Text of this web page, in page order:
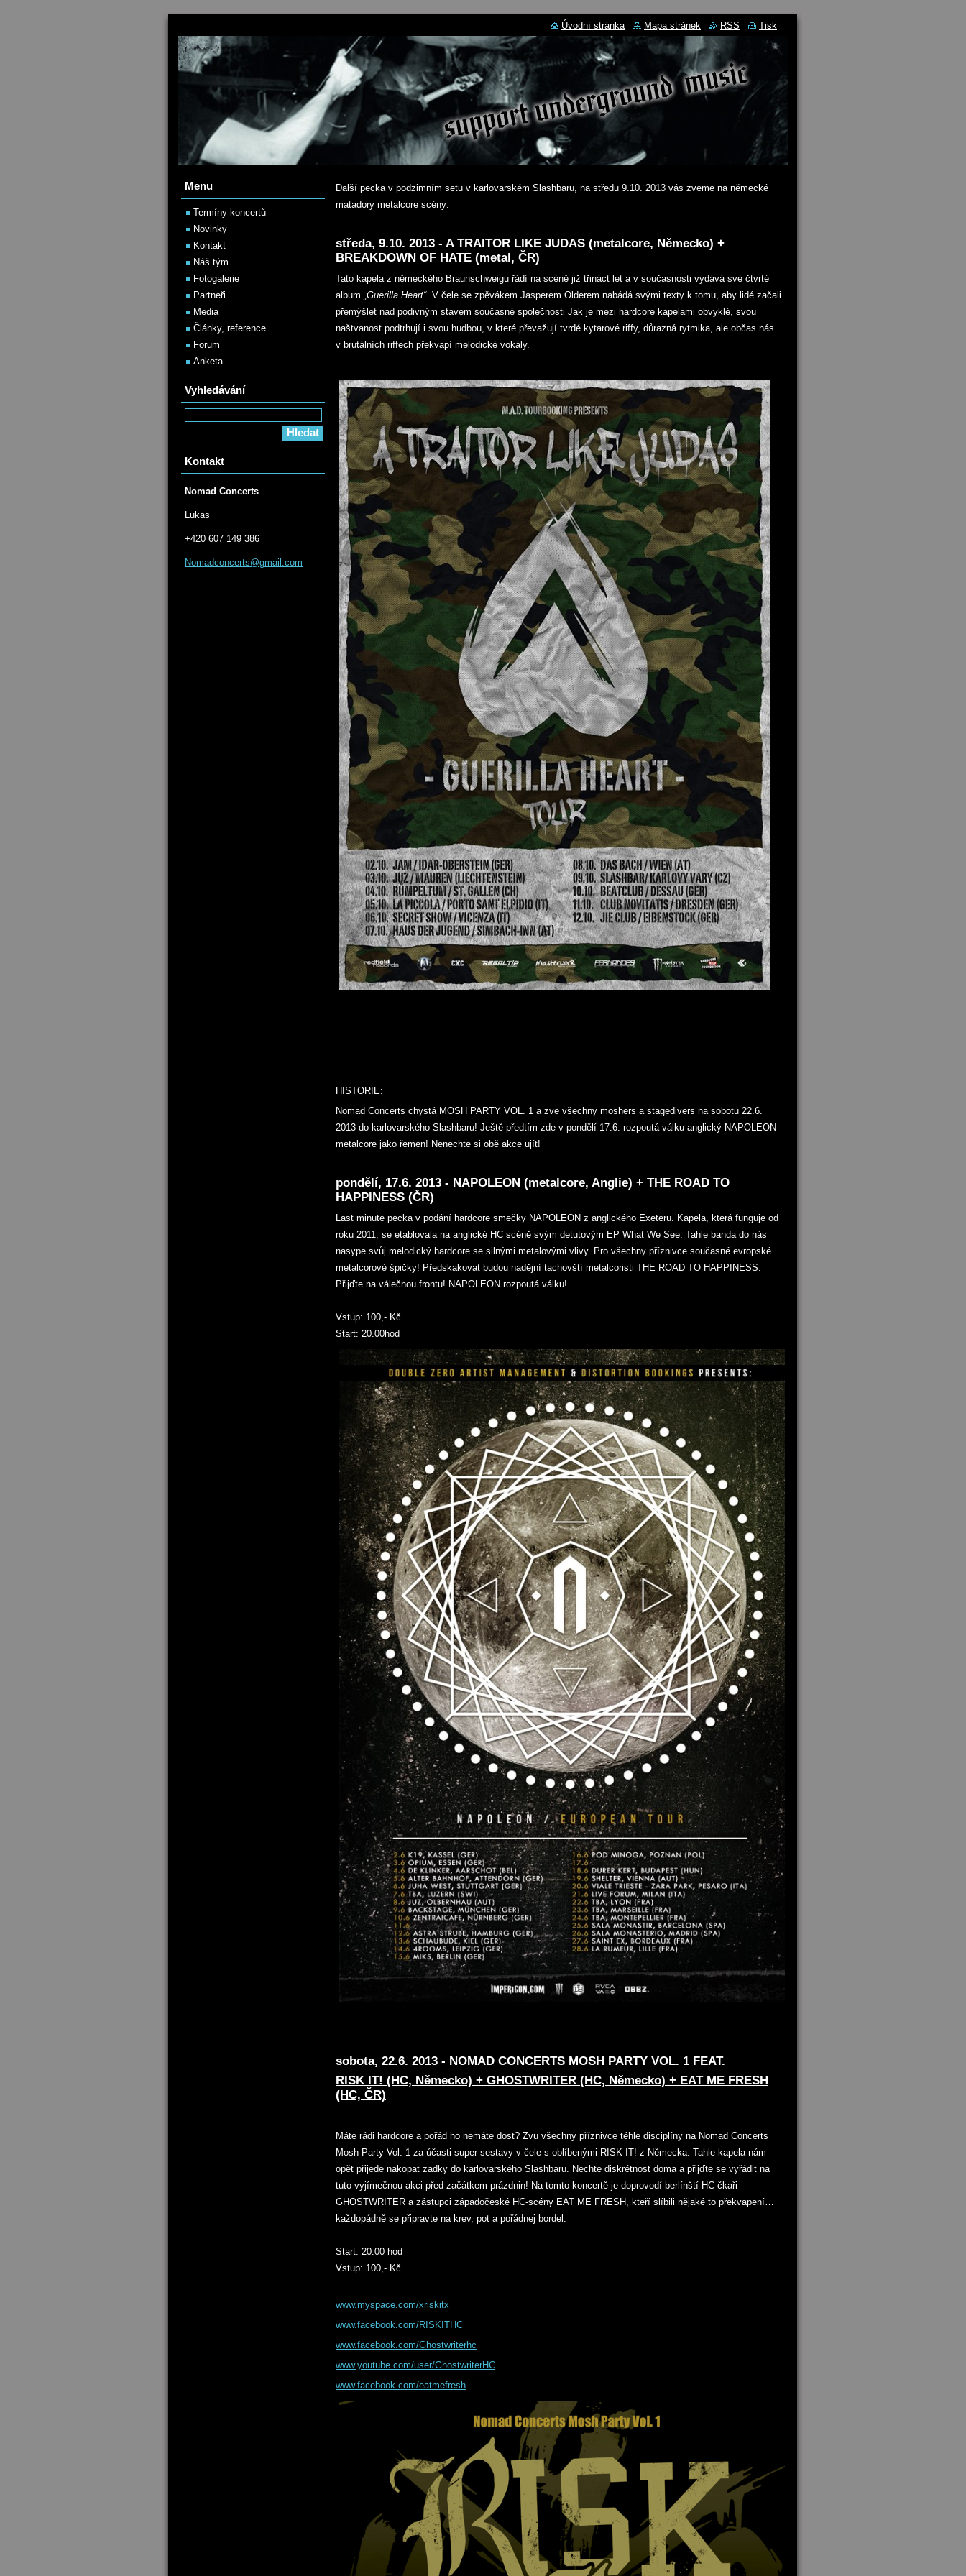
Další pecka v podzimním setu v karlovarském Slashbaru, na středu 9.10. 2013 vás zveme na německé
matadory metalcore scény:
středa, 9.10. 2013 - A TRAITOR LIKE JUDAS (metalcore, Německo) +
BREAKDOWN OF HATE (metal, ČR)
Tato kapela z německého Braunschweigu řádí na scéně již třináct let a v současnosti vydává své čtvrté
album „Guerilla Heart“. V čele se zpěvákem Jasperem Olderem nabádá svými texty k tomu, aby lidé začali
přemýšlet nad podivným stavem současné společnosti Jak je mezi hardcore kapelami obvyklé, svou
naštvanost podtrhují i svou hudbou, v které převažují tvrdé kytarové riffy, důrazná rytmika, ale občas nás
v brutálních riffech překvapí melodické vokály.
HISTORIE:
Nomad Concerts chystá MOSH PARTY VOL. 1 a zve všechny moshers a stagedivers na sobotu 22.6.
2013 do karlovarského Slashbaru! Ještě předtím zde v pondělí 17.6. rozpoutá válku anglický NAPOLEON -
metalcore jako řemen! Nenechte si obě akce ujít!
pondělí, 17.6. 2013 - NAPOLEON (metalcore, Anglie) + THE ROAD TO
HAPPINESS (ČR)
Last minute pecka v podání hardcore smečky NAPOLEON z anglického Exeteru. Kapela, která funguje od
roku 2011, se etablovala na anglické HC scéně svým detutovým EP What We See. Tahle banda do nás
nasype svůj melodický hardcore se silnými metalovými vlivy. Pro všechny příznivce současné evropské
metalcorové špičky! Předskakovat budou nadějní tachovští metalcoristi THE ROAD TO HAPPINESS.
Přijďte na válečnou frontu! NAPOLEON rozpoutá válku!
Vstup: 100,- Kč
Start: 20.00hod
sobota, 22.6. 2013 - NOMAD CONCERTS MOSH PARTY VOL. 1 FEAT.
RISK IT! (HC, Německo) + GHOSTWRITER (HC, Německo) + EAT ME FRESH
(HC, ČR)
Máte rádi hardcore a pořád ho nemáte dost? Zvu všechny příznivce téhle disciplíny na Nomad Concerts
Mosh Party Vol. 1 za účasti super sestavy v čele s oblíbenými RISK IT! z Německa. Tahle kapela nám
opět přijede nakopat zadky do karlovarského Slashbaru. Nechte diskrétnost doma a přijďte se vyřádit na
tuto vyjímečnou akci před začátkem prázdnin! Na tomto koncertě je doprovodí berlínští HC-čkaři
GHOSTWRITER a zástupci západočeské HC-scény EAT ME FRESH, kteří slíbili nějaké to překvapení…
každopádně se připravte na krev, pot a pořádnej bordel.
Start: 20.00 hod
Vstup: 100,- Kč
www.myspace.com/xriskitx
www.facebook.com/RISKITHC
www.facebook.com/Ghostwriterhc
www.youtube.com/user/GhostwriterHC
www.facebook.com/eatmefresh
Menu
Termíny koncertů
Novinky
Kontakt
Náš tým
Fotogalerie
Partneři
Media
Články, reference
Forum
Anketa
Vyhledávání
Kontakt
Nomad Concerts
Lukas
+420 607 149 386
Nomadconcerts@gmail.com
Úvodní stránka Mapa stránek RSS Tisk